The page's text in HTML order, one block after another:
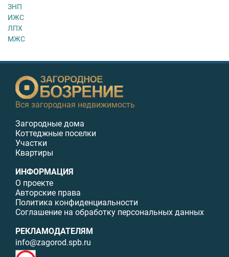
ЗНП
ИЖС
ЛПХ
МЖС
Вся загородная недвижимость
Загородные дома
Коттеджные поселки
Участки
Квартиры
ИНФОРМАЦИЯ
О проекте
Авторские права
Политика конфиденциальности
Соглашение на обработку персональных данных
РЕКЛАМОДАТЕЛЯМ
info@zagorod.spb.ru